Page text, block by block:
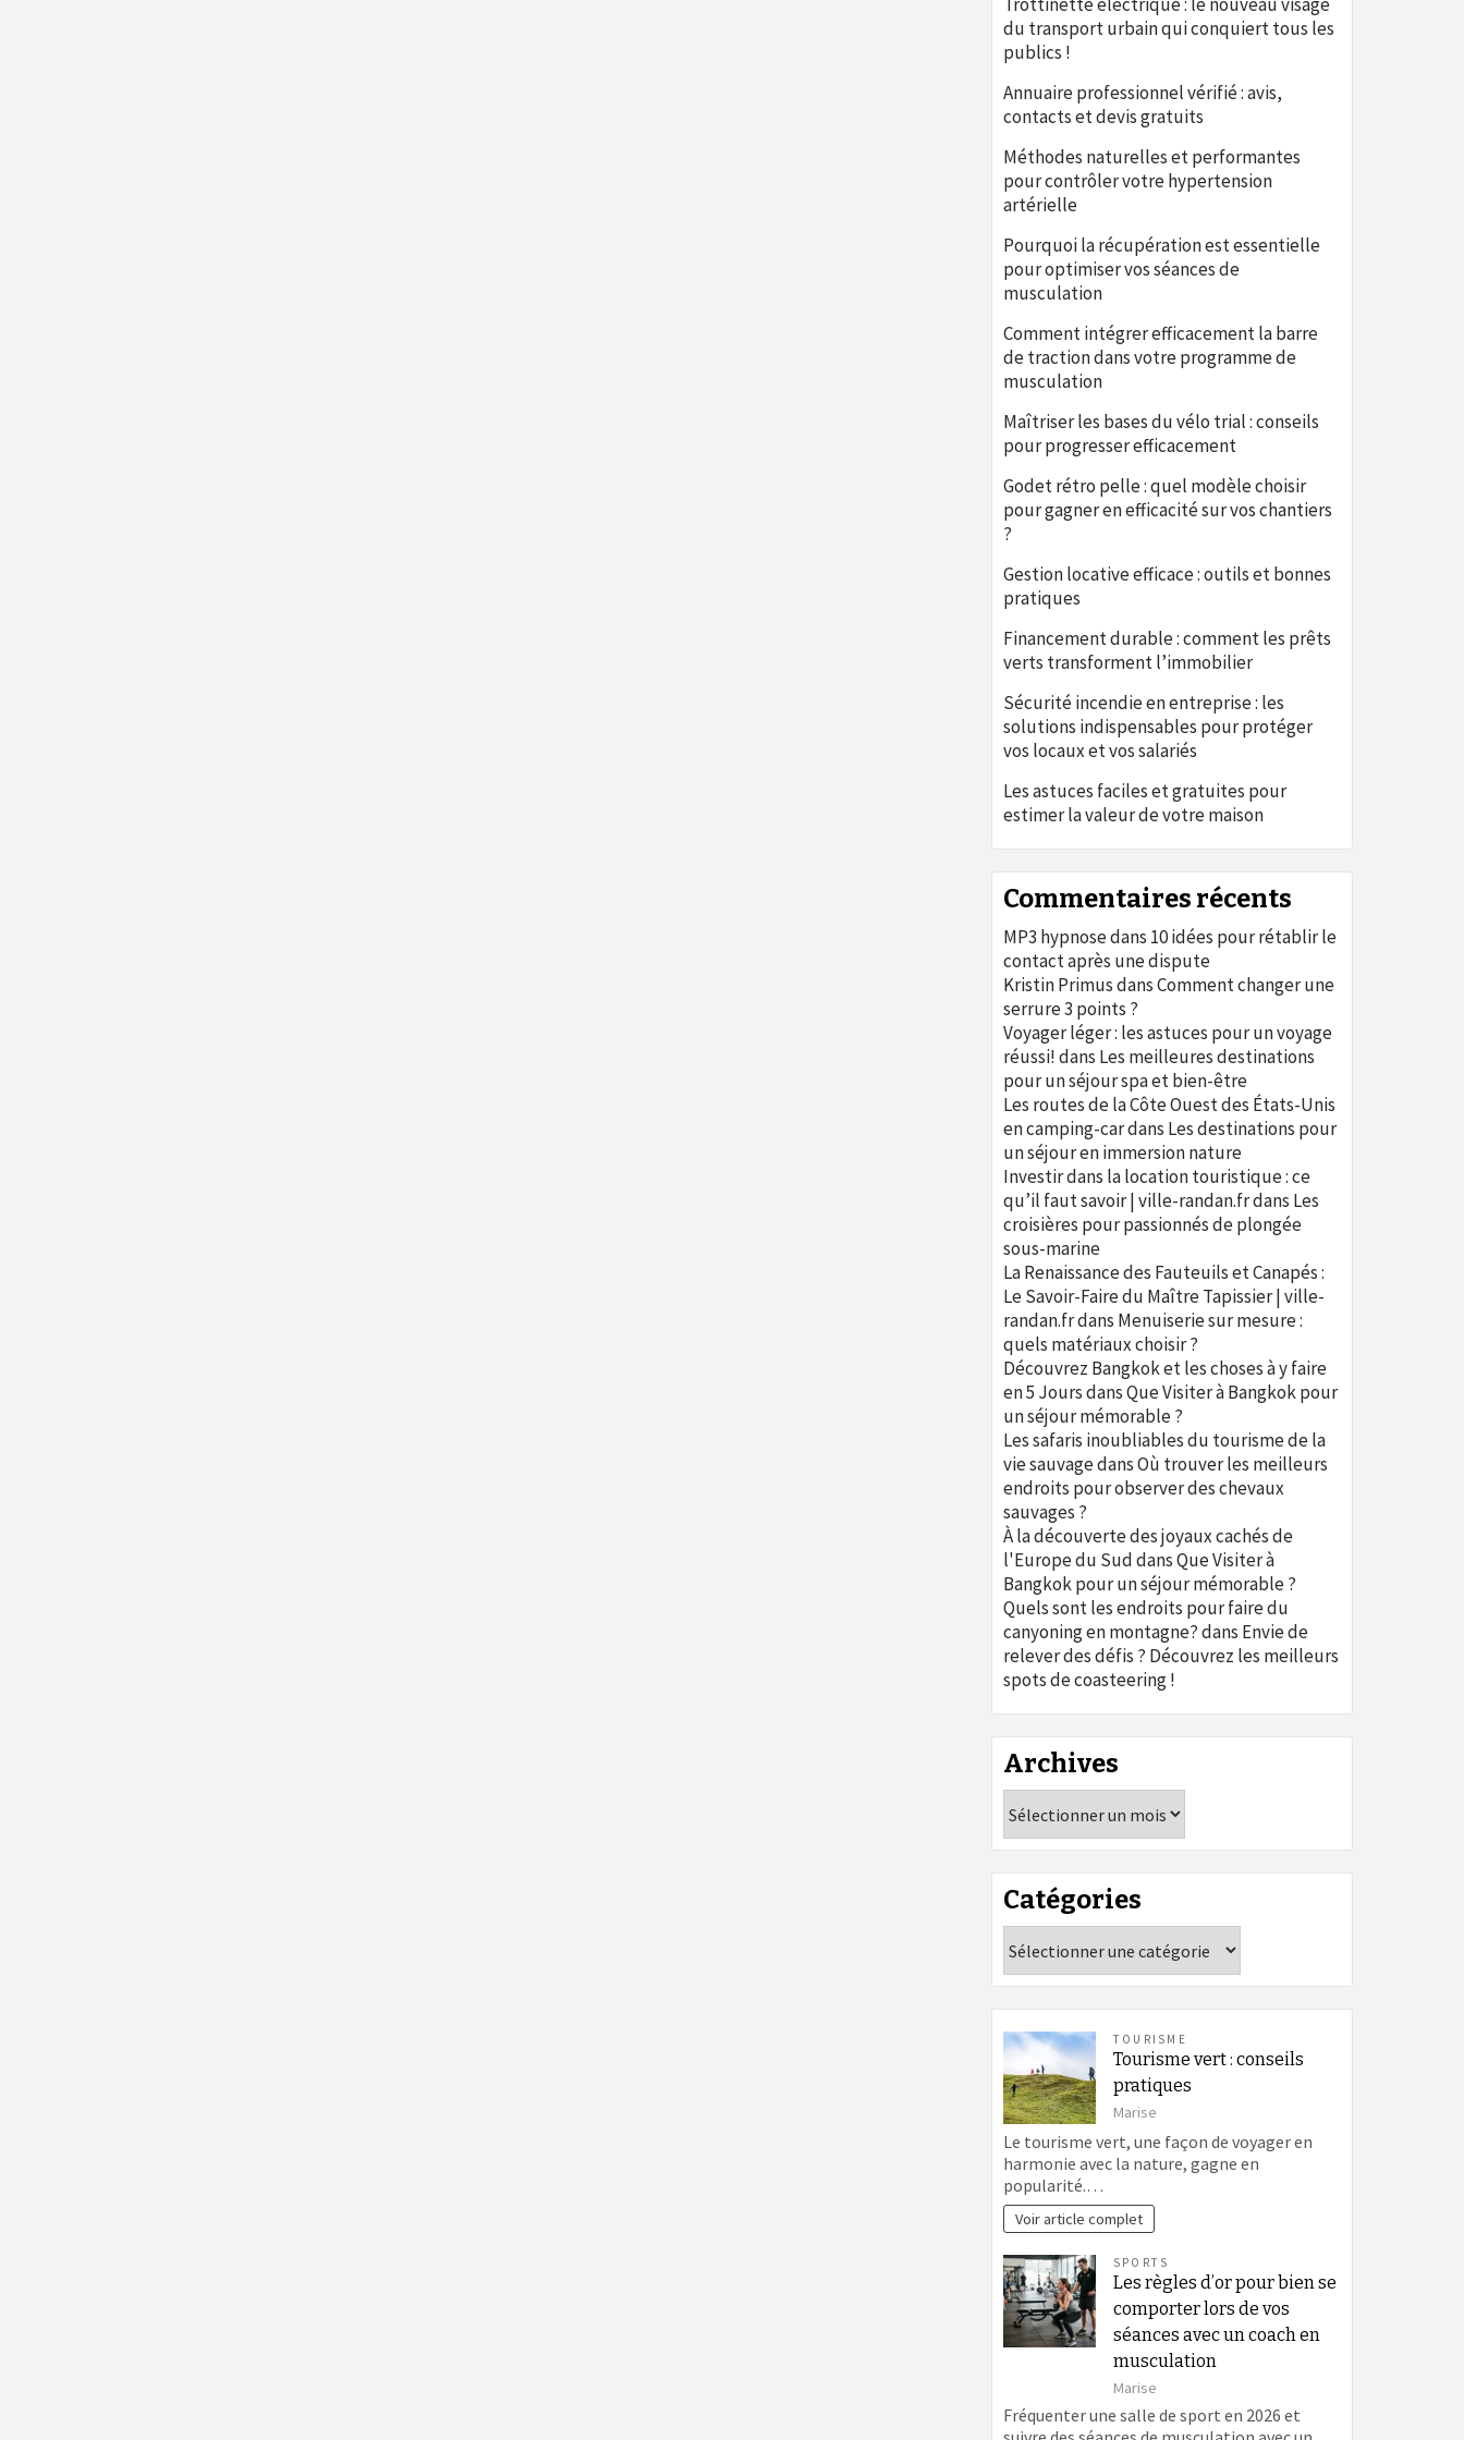
du transport urbain qui conquiert tous les
publics !
Annuaire professionnel vérifié : avis,
contacts et devis gratuits
Méthodes naturelles et performantes
pour contrôler votre hypertension
artérielle
Pourquoi la récupération est essentielle
pour optimiser vos séances de
musculation
Comment intégrer efficacement la barre
de traction dans votre programme de
musculation
Maîtriser les bases du vélo trial : conseils
pour progresser efficacement
Godet rétro pelle : quel modèle choisir
pour gagner en efficacité sur vos chantiers
?
Gestion locative efficace : outils et bonnes
pratiques
Financement durable : comment les prêts
verts transforment l’immobilier
Sécurité incendie en entreprise : les
solutions indispensables pour protéger
vos locaux et vos salariés
Les astuces faciles et gratuites pour
estimer la valeur de votre maison
Commentaires récents
MP3 hypnosedans 10 idées pour rétablir le
contact après une dispute
Kristin PrimusdansComment changer une
serrure 3 points ?
Voyager léger : les astuces pour un voyage
réussi!dans Les meilleures destinations
pour un séjour spa et bien-être
Les routes de la Côte Ouest des États-Unis
en camping-cardans Les destinations pour
un séjour en immersion nature
Investir dans la location touristique : ce
qu’il faut savoir | ville-randan.frdans Les
croisières pour passionnés de plongée
sous-marine
La Renaissance des Fauteuils et Canapés :
Le Savoir-Faire du Maître Tapissier | ville-
randan.frdans Menuiserie sur mesure :
quels matériaux choisir ?
Découvrez Bangkok et les choses à y faire
en 5 JoursdansQue Visiter à Bangkok pour
un séjour mémorable ?
Les safaris inoubliables du tourisme de la
vie sauvagedansOù trouver les meilleurs
endroits pour observer des chevaux
sauvages ?
À la découverte des joyaux cachés de
l'Europe du SuddansQue Visiter à
Bangkok pour un séjour mémorable ?
Quels sont les endroits pour faire du
canyoning en montagne?dans Envie de
relever des défis ? Découvrez les meilleurs
spots de coasteering !
Archives
Catégories
TOURISME
Tourisme vert : conseils
pratiques
Marise
Le tourisme vert, une façon de voyager en
harmonie avec la nature, gagne en
popularité.…
Voir article complet
SPORTS
Les règles d’or pour bien se
comporter lors de vos
séances avec un coach en
musculation
Marise
Fréquenter une salle de sport en 2026 et